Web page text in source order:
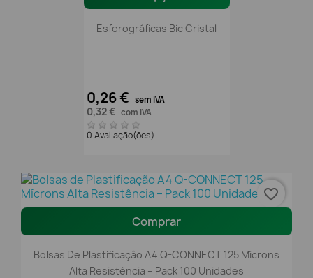
Esferográficas Bic Cristal
0,26 € sem IVA
0,32 € com IVA
0 Avaliação(ões)
Comprar
Bolsas De Plastificação A4 Q-CONNECT 125 Mícrons
Alta Resistência – Pack 100 Unidades
favorite_border